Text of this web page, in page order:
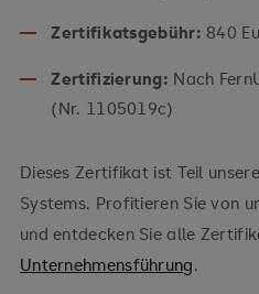
Zertifikatsgebühr: 840
Zertifizierung: Nach
(Nr. 1105019c)
Dieses Zertifikat ist Teil
Systems. Profitieren Sie von
und entdecken Sie alle
Unternehmensführung.